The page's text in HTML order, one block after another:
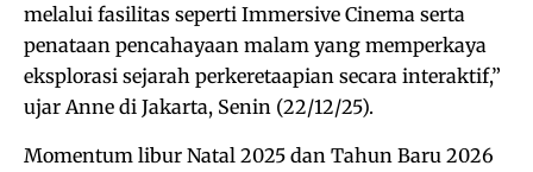
melalui fasilitas seperti Immersive Cinema serta
penataan pencahayaan malam yang memperkaya
eksplorasi sejarah perkeretaapian secara interaktif,”
ujar Anne di Jakarta, Senin (22/12/25).
Momentum libur Natal 2025 dan Tahun Baru 2026